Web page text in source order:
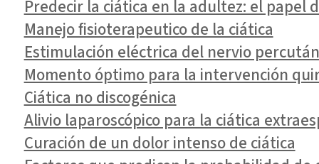
Predecir la ciática en la adultez: el papel
Manejo fisioterapeutico de la ciática
Estimulación eléctrica del nervio
Momento óptimo para la intervención
Ciática no discogénica
Alivio laparoscópico para la ciática
Curación de un dolor intenso de ciática